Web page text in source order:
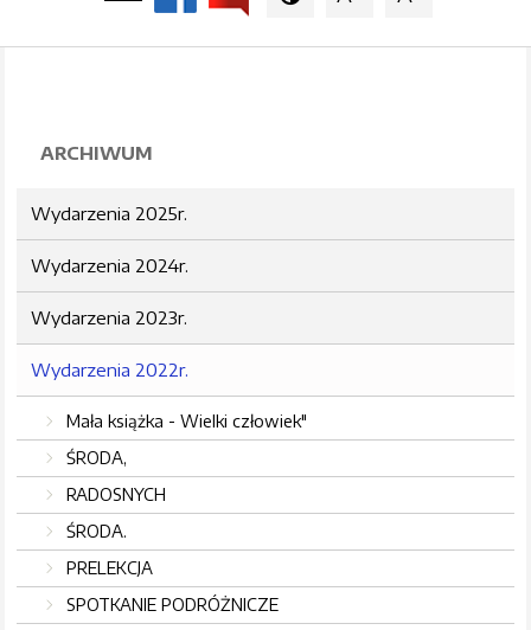
ARCHIWUM
Wydarzenia 2025r.
Wydarzenia 2024r.
Wydarzenia 2023r.
Wydarzenia 2022r.
Mała książka - Wielki człowiek"
ŚRODA,
RADOSNYCH
ŚRODA.
PRELEKCJA
SPOTKANIE PODRÓŻNICZE